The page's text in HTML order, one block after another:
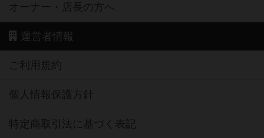
オーナー・店長の方へ
運営者情報
ご利用規約
個人情報保護方針
特定商取引法に基づく表記